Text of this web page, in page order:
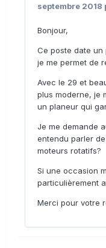
septembre 2018
Bonjour,
Ce poste date un
je me permet de
Avec le 29 et
plus moderne, je
un planeur qui
Je me demande
entendu parler
moteurs rotatifs?
Si une occasion
particulièrement
Merci pour votre